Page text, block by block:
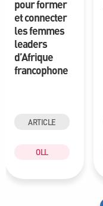
pour former
et connecter
les femmes
leaders
d’Afrique
francophone
ARTICLE
OLL